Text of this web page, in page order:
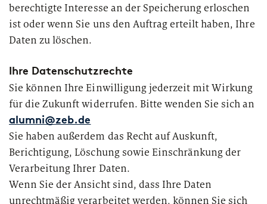
berechtigte Interesse an der Speicherung erloschen
ist oder wenn Sie uns den Auftrag erteilt haben, Ihre
Daten zu löschen.
Ihre Datenschutzrechte
Sie können Ihre Einwilligung jederzeit mit Wirkung
für die Zukunft widerrufen. Bitte wenden Sie sich an
alumni@zeb.de
Sie haben außerdem das Recht auf Auskunft,
Berichtigung, Löschung sowie Einschränkung der
Verarbeitung Ihrer Daten.
Wenn Sie der Ansicht sind, dass Ihre Daten
unrechtmäßig verarbeitet werden, können Sie sich